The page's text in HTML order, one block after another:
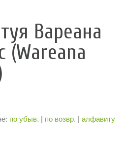
Вареана
(Wareana
по убыв. | по возвр. | алфавиту